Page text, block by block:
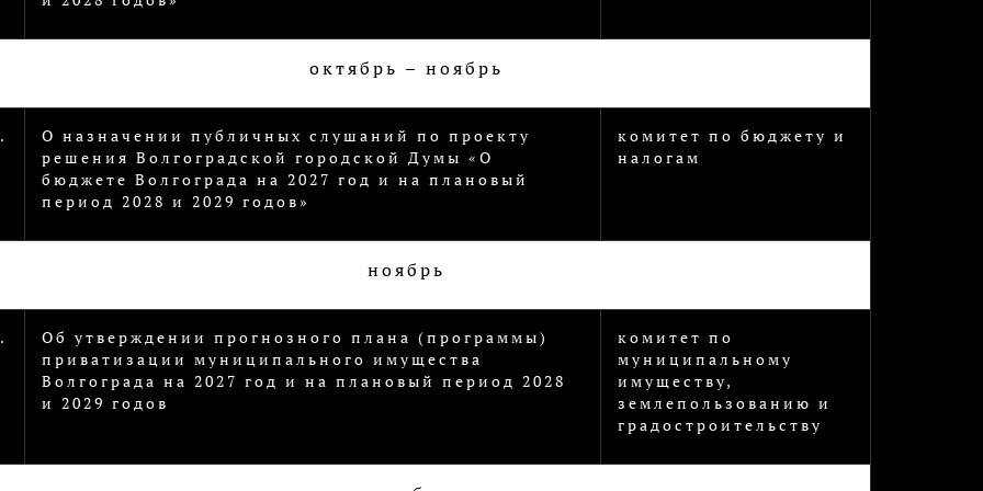
октябрь – ноябрь
О назначении публичных слушаний по проекту
решения Волгоградской городской Думы «О
бюджете Волгограда на 2027 год и на плановый
период 2028 и 2029 годов»
комитет по бюджету и
налогам
ноябрь
Об утверждении прогнозного плана (программы)
приватизации муниципального имущества
Волгограда на 2027 год и на плановый период 2028
и 2029 годов
комитет по
муниципальному
имуществу,
землепользованию и
градостроительству